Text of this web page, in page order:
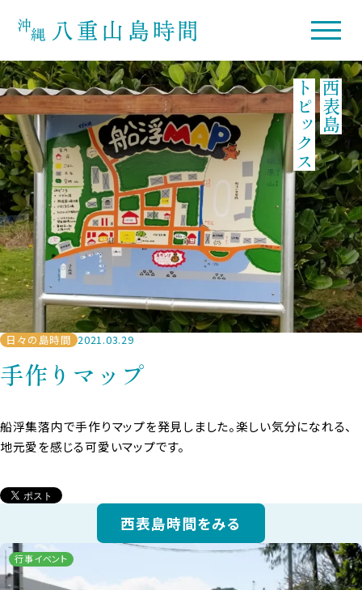
西表島
トピックス
日々の島時間 2021.03.29
手作りマップ
船浮集落内で手作りマップを発見しました。楽しい気分になれる、
地元愛を感じる可愛いマップです。
西表島時間をみる
行事イベント